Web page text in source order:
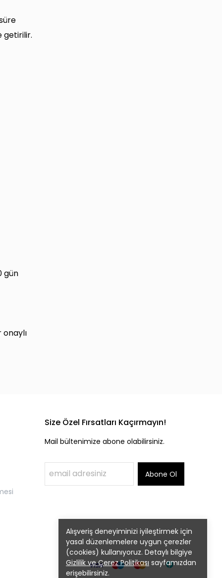
Alışveriş deneyiminizi iyileştirmek için
yasal düzenlemelere uygun çerezler
(cookies) kullanıyoruz. Detaylı bilgiye
Gizlilik ve Çerez Politikası sayfamızdan
erişebilirsiniz.
getirilir.
gün
Size Özel Fırsatları Kaçırmayın!
Mail bültenimize abone olabilirsiniz.
Abone Ol